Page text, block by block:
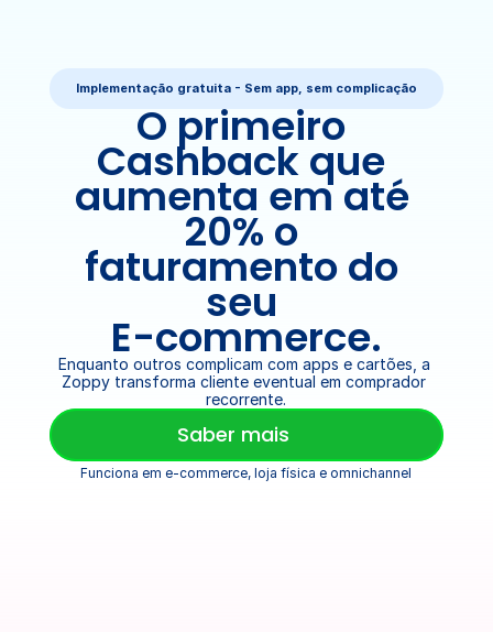
Implementação gratuita - Sem app, sem complicação
O primeiro
Cashback que
aumenta em até
20% o
faturamento do
seu
E-commerce.
Enquanto outros complicam com apps e cartões, a
Zoppy transforma cliente eventual em comprador
recorrente.
Saber mais
Funciona em e-commerce, loja física e omnichannel